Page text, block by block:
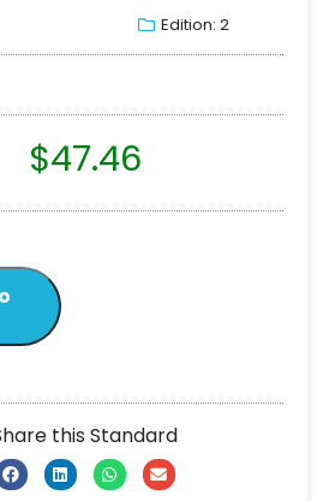
Edition: 2
$47.46
this Standard